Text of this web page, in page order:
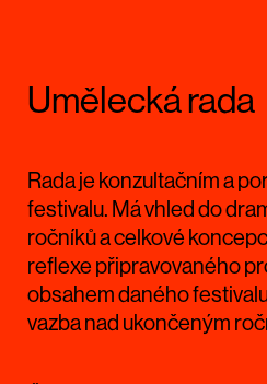
Umělecká rada
Rada je konzultačním a
festivalu. Má vhled do
ročníků a celkové
reflexe připravovaného
obsahem daného
vazba nad ukončeným